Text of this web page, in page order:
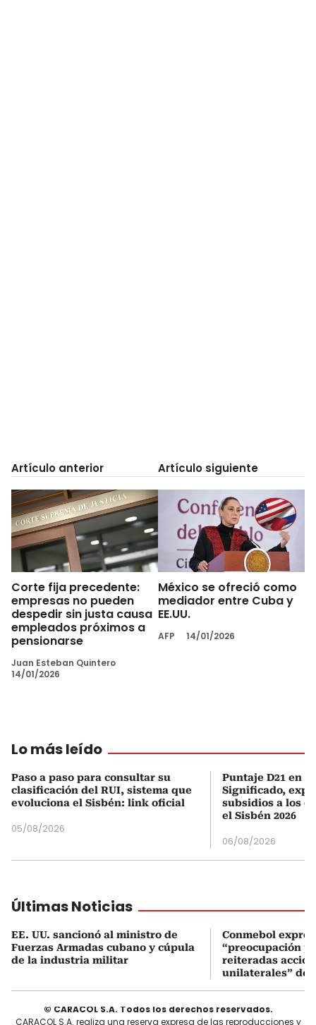
Artículo anterior
Corte fija precedente:
empresas no pueden
despedir sin justa causa
empleados próximos a
pensionarse
Juan Esteban Quintero
14/01/2026
Artículo siguiente
México se ofreció como
mediador entre Cuba y
EE.UU.
AFP 14/01/2026
Lo más leído
Paso a paso para consultar su
clasificación del RUI, sistema que
evoluciona el Sisbén: link oficial
05/08/2026
Puntaje D21 en
Significado,
subsidios a los
el Sisbén 2026
06/08/2026
Últimas Noticias
EE. UU. sancionó al ministro de
Fuerzas Armadas cubano y cúpula
de la industria militar
Conmebol
“preocupación
reiteradas
unilaterales” de
© CARACOL S.A. Todos los derechos reservados.
CARACOL S.A. realiza una reserva expresa de las reproducciones y